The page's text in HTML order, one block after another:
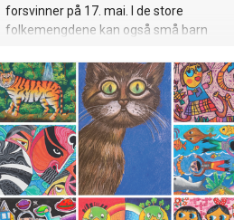
forsvinner på 17. mai. I de store
folkemengdene kan også små barn
anbefaler Tryg Forsikring å merke barna
før feiringen starter.